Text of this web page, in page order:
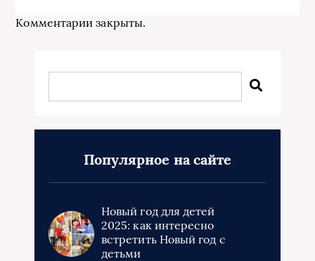
Комментарии закрыты.
Популярное на сайте
Новый год для детей
2025: как интересно
встретить Новый год с
детьми